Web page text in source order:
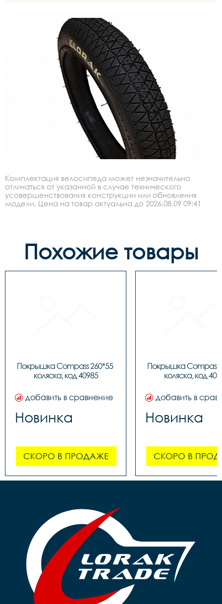
Комплектация велосипеда может незначительно
отличаться от указанной в случае технического
усовершенствования конструкции или обновления
модели. Цена на товар актуальна до 2026.08.09 09:41
Похожие товары
Покрышка Compass 260*55
коляска, код 40985
добавить в сравнение
Новинка
СКОРО В ПРОДАЖЕ
Покрышка Compass
коляска, код
добавить в
Новинка
СКОРО В